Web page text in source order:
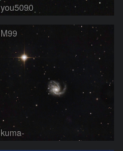
you5090
M99
kuma-